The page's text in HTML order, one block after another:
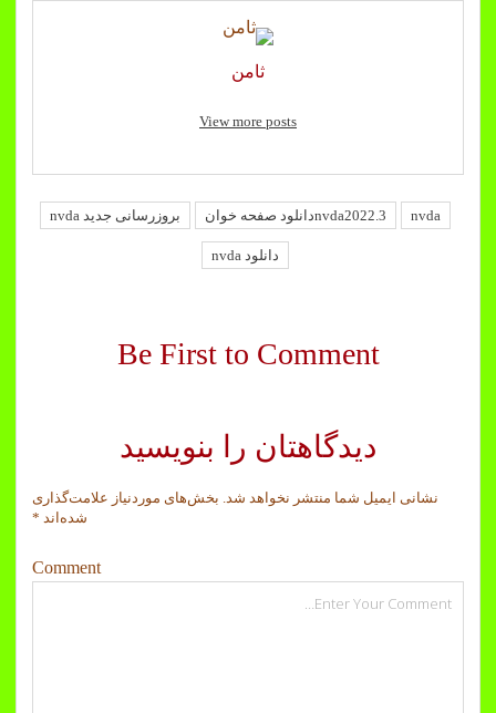
ثامن
View more posts
nvda nvda2022.3دانلود صفحه خوان بروزرسانی جدید nvda
دانلود nvda
Be First to Comment
دیدگاهتان را بنویسید
نشانی ایمیل شما منتشر نخواهد شد. بخش‌های موردنیاز علامت‌گذاری
شده‌اند *
Comment